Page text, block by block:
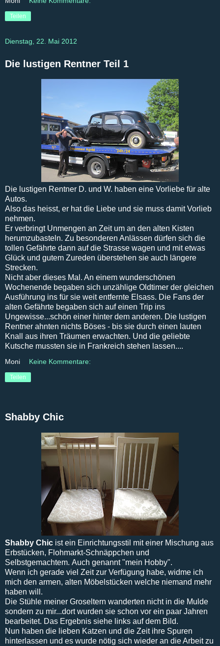
Teilen
Dienstag, 22. Mai 2012
Die lustigen Rentner Teil 1
Die lustigen Rentner D. und W. haben eine Vorliebe für alte
Autos.
Also das heisst, er hat die Liebe und sie muss damit Vorlieb
nehmen.
Er verbringt Unmengen an Zeit um an den alten Kisten
herumzubasteln. Zu besonderen Anlässen dürfen sich die
tollen Gefährte dann auf die Strasse wagen und mit etwas
Glück und gutem Zureden überstehen sie auch längere
Strecken.
Nicht aber dieses Mal. An einem wunderschönen
Wochenende begaben sich unzählige Oldtimer der gleichen
Ausführung ins für sie weit entfernte Elsass. Die Fans der
alten Gefährte begaben sich auf einen Trip ins
Ungewisse...schön einer hinter dem anderen. Die lustigen
Rentner ahnten nichts Böses - bis sie durch einen lauten
Knall aus ihren Träumen erwachten. Und die geliebte
Kutsche mussten sie in Frankreich stehen lassen....
Moni Keine Kommentare:
Teilen
Shabby Chic
Shabby Chic ist ein Einrichtungsstil mit einer Mischung aus
Erbstücken, Flohmarkt-Schnäppchen und
Selbstgemachtem. Auch genannt "mein Hobby".
Wenn ich gerade viel Zeit zur Verfügung habe, widme ich
mich den armen, alten Möbelstücken welche niemand mehr
haben will.
Die Stühle meiner Groseltern wanderten nicht in die Mulde
sondern zu mir...dort wurden sie schon vor ein paar Jahren
bearbeitet. Das Ergebnis siehe links auf dem Bild.
Nun haben die lieben Katzen und die Zeit ihre Spuren
hinterlassen und es wurde nötig sich wieder an die Arbeit zu